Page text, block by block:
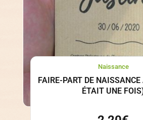
Naissance
FAIRE-PART DE
ÉTAIT UNE